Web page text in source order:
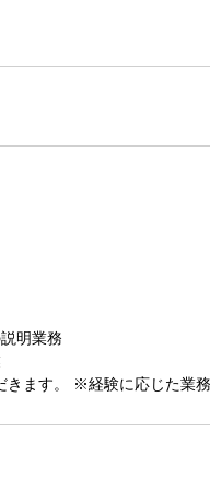
明業務
ます。 ※経験に応じた業務